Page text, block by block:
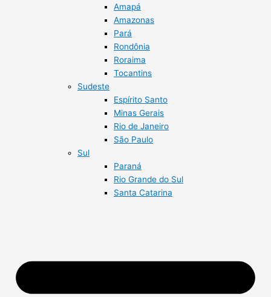
Amapá
Amazonas
Pará
Rondônia
Roraima
Tocantins
Sudeste
Espírito Santo
Minas Gerais
Rio de Janeiro
São Paulo
Sul
Paraná
Rio Grande do Sul
Santa Catarina